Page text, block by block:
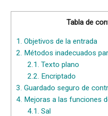
Tabla de
1. Objetivos de la entrada
2. Métodos inadecuados
2.1. Texto plano
2.2. Encriptado
3. Guardado seguro de
4. Mejoras a las funciones
4.1. Sal